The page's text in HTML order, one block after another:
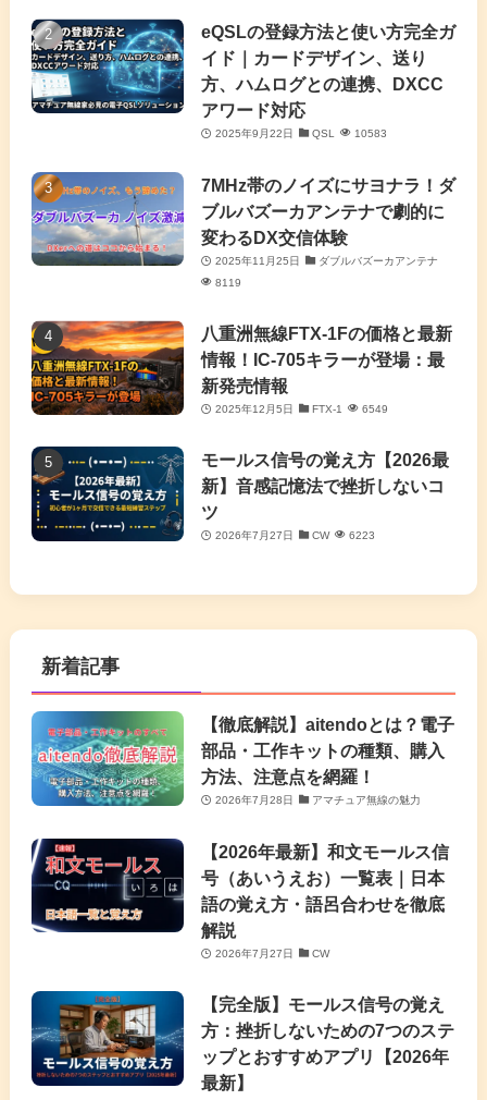
(4)
(2)
(5)
(11)
eQSLの登録方法と使い方完全ガ
イド｜カードデザイン、送り
方、ハムログとの連携、DXCC
アワード対応
2025年9月22日 QSL 10583
7MHz帯のノイズにサヨナラ！ダ
ブルバズーカアンテナで劇的に
変わるDX交信体験
2025年11月25日
ダブルバズーカアンテナ
8119
八重洲無線FTX-1Fの価格と最新
情報！IC-705キラーが登場：最
新発売情報
2025年12月5日 FTX-1 6549
モールス信号の覚え方【2026最
新】音感記憶法で挫折しないコ
ツ
2026年7月27日 CW 6223
新着記事
【徹底解説】aitendoとは？電子
部品・工作キットの種類、購入
方法、注意点を網羅！
2026年7月28日 アマチュア無線の魅力
【2026年最新】和文モールス信
号（あいうえお）一覧表｜日本
語の覚え方・語呂合わせを徹底
解説
2026年7月27日 CW
【完全版】モールス信号の覚え
方：挫折しないための7つのステ
ップとおすすめアプリ【2026年
最新】